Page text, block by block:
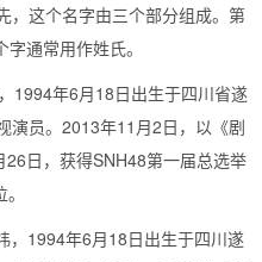
，这个名字由三个部分组成。第
通常用作姓氏。
1994年6月18日出生于四川省遂
演员。2013年11月2日，以《剧
日，获得SNH48第一届总选举
，1994年6月18日出生于四川遂